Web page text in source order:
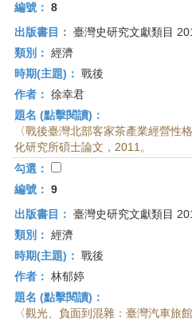
編號： 8
出版書目： 臺灣史研究文獻類目
類別： 經濟
時期(主題)： 戰後
作者： 徐幸君
題名 (點擊閱讀)：
〈戰後臺灣北部客家茶產業經營性
化研究所碩士論文，2011。
勾選：
編號： 9
出版書目： 臺灣史研究文獻類目
類別： 經濟
時期(主題)： 戰後
作者： 林郁婷
題名 (點擊閱讀)：
〈觀光、負面到混雜：臺灣汽車旅